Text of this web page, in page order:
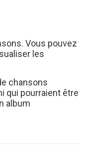
Vous pouvez
les
chansons
qui pourraient être
album